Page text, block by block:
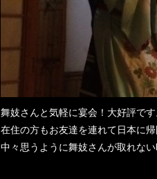
舞妓さんと気軽に宴会！大好評で
在住の方もお友達を連れて日本に
中々思うように舞妓さんが取れな